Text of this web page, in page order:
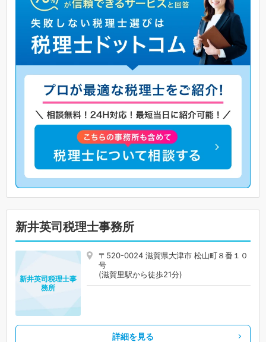
新井英司税理士事務所
〒520-0024 滋賀県大津市 松山町８番１０
号
(滋賀里駅から徒歩21分)
新井英司税理士事
務所
詳細を見る